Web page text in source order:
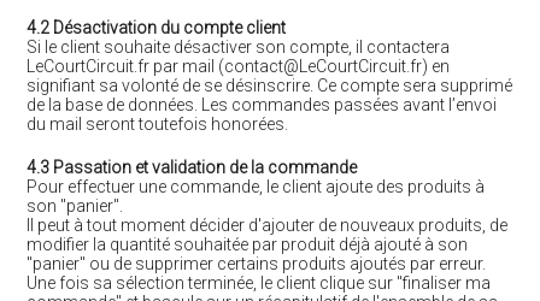
4.2 Désactivation du compte client
Si le client souhaite désactiver son compte, il contactera
LeCourtCircuit.fr par mail (contact@LeCourtCircuit.fr) en
signifiant sa volonté de se désinscrire. Ce compte sera supprimé
de la base de données. Les commandes passées avant l’envoi
du mail seront toutefois honorées.
4.3 Passation et validation de la commande
Pour effectuer une commande, le client ajoute des produits à
son "panier".
Il peut à tout moment décider d'ajouter de nouveaux produits, de
modifier la quantité souhaitée par produit déjà ajouté à son
"panier" ou de supprimer certains produits ajoutés par erreur.
Une fois sa sélection terminée, le client clique sur "finaliser ma